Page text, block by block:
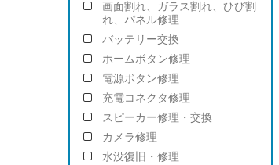
画面割れ、ガラス割れ、ひび割
れ、パネル修理
バッテリー交換
ホームボタン修理
電源ボタン修理
充電コネクタ修理
スピーカー修理・交換
カメラ修理
水没復旧・修理